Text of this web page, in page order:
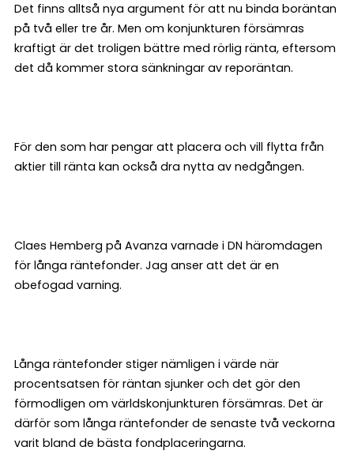
Det finns alltså nya argument för att nu binda boräntan
på två eller tre år. Men om konjunkturen försämras
kraftigt är det troligen bättre med rörlig ränta, eftersom
det då kommer stora sänkningar av reporäntan.
För den som har pengar att placera och vill flytta från
aktier till ränta kan också dra nytta av nedgången.
Claes Hemberg på Avanza varnade i DN häromdagen
för långa räntefonder. Jag anser att det är en
obefogad varning.
Långa räntefonder stiger nämligen i värde när
procentsatsen för räntan sjunker och det gör den
förmodligen om världskonjunkturen försämras. Det är
därför som långa räntefonder de senaste två veckorna
varit bland de bästa fondplaceringarna.